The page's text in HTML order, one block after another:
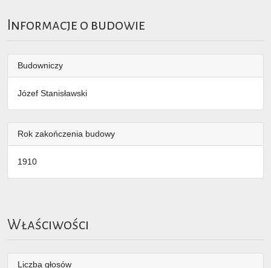
Informacje o budowie
Budowniczy
Józef Stanisławski
Rok zakończenia budowy
1910
Właściwości
Liczba głosów